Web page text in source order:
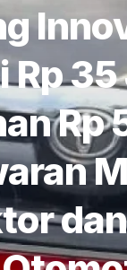
Rp
Rp
dan